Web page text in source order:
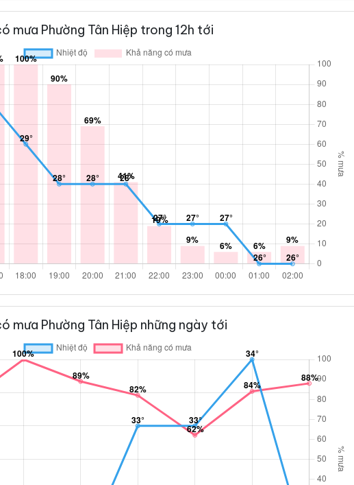
mưa Phường Tân Hiệp trong 12h tới
mưa Phường Tân Hiệp những ngày tới